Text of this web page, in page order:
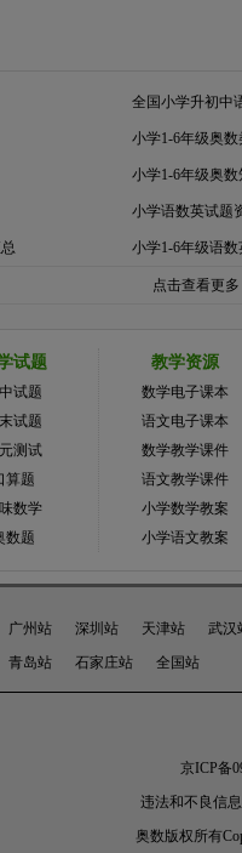
全国小学升初中
小学1-6年级奥
小学1-6年级奥
小学语数英试题
小学1-6年级语
点击查看更多
试题
试题
试题
测试
算题
数学
数题
教学资源
数学电子课本
语文电子课本
数学教学课件
语文教学课件
小学数学教案
小学语文教案
广州站 深圳站 天津站 武汉
青岛站 石家庄站 全国站
京ICP备
违法和不良信息
奥数 版权所有